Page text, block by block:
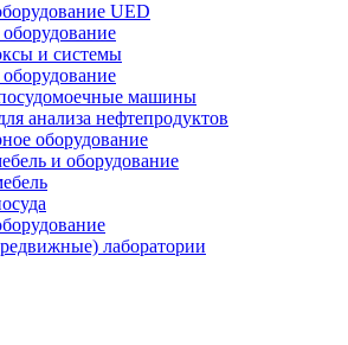
UED
и системы
машины
анализа нефтепродуктов
оборудование
и оборудование
лаборатории